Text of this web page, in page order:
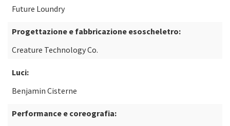
Future Loundry
Progettazione e fabbricazione esoscheletro:
Creature Technology Co.
Luci:
Benjamin Cisterne
Performance e coreografia: